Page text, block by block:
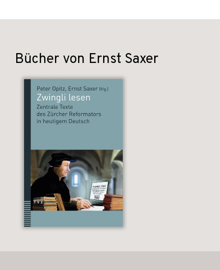
Bücher von Ernst Saxer